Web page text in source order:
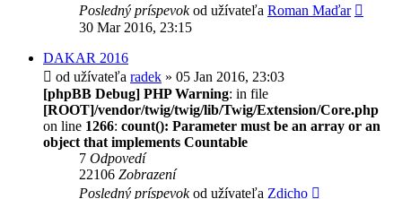
Posledný príspevokod užívateľa Roman Maďar
30 Mar 2016, 23:15
DAKAR 2016
od užívateľa radek » 05 Jan 2016, 23:03
[phpBB Debug] PHP Warning: in file
[ROOT]/vendor/twig/twig/lib/Twig/Extension/Core.php
on line 1266: count(): Parameter must be an array or an
object that implements Countable
7 Odpovedí
22106 Zobrazení
Posledný príspevokod užívateľa Zdicho